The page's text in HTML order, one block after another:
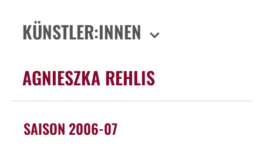
KÜNSTLER:INNEN
AGNIESZKA REHLIS
SAISON 2006-07